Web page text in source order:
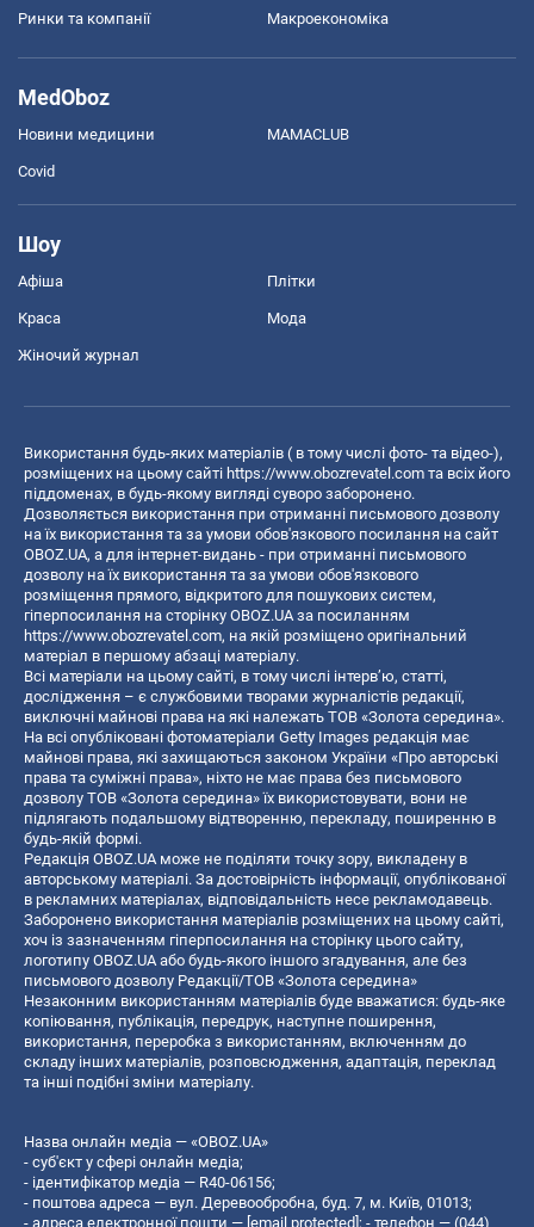
Ринки та компанії Макроекономіка
MedOboz
Новини медицини MAMACLUB
Covid
Шоу
Афіша Плітки
Краса Мода
Жіночий журнал
Використання будь-яких матеріалів ( в тому числі фото- та відео-),
розміщених на цьому сайті https://www.obozrevatel.com та всіх його
піддоменах, в будь-якому вигляді суворо заборонено.
Дозволяється використання при отриманні письмового дозволу
на їх використання та за умови обов'язкового посилання на сайт
OBOZ.UA, а для інтернет-видань - при отриманні письмового
дозволу на їх використання та за умови обов'язкового
розміщення прямого, відкритого для пошукових систем,
гіперпосилання на сторінку OBOZ.UA за посиланням
https://www.obozrevatel.com, на якій розміщено оригінальний
матеріал в першому абзаці матеріалу.
Всі матеріали на цьому сайті, в тому числі інтерв’ю, статті,
дослідження – є службовими творами журналістів редакції,
виключні майнові права на які належать ТОВ «Золота середина».
На всі опубліковані фотоматеріали Getty Images редакція має
майнові права, які захищаються законом України «Про авторські
права та суміжні права», ніхто не має права без письмового
дозволу ТОВ «Золота середина» їх використовувати, вони не
підлягають подальшому відтворенню, перекладу, поширенню в
будь-якій формі.
Редакція OBOZ.UA може не поділяти точку зору, викладену в
авторському матеріалі. За достовірність інформації, опублікованої
в рекламних матеріалах, відповідальність несе рекламодавець.
Заборонено використання матеріалів розміщених на цьому сайті,
хоч із зазначенням гіперпосилання на сторінку цього сайту,
логотипу OBOZ.UA або будь-якого іншого згадування, але без
письмового дозволу Редакції/ТОВ «Золота середина»
Незаконним використанням матеріалів буде вважатися: будь-яке
копiювання, публiкацiя, передрук, наступне поширення,
використання, переробка з використанням, включенням до
складу інших матеріалів, розповсюдження, адаптація, переклад
та інші подібні зміни матеріалу.
Назва онлайн медіа — «OBOZ.UA»
- суб'єкт у сфері онлайн медіа;
- ідентифікатор медіа — R40-06156;
- поштова адреса — вул. Деревообробна, буд. 7, м. Київ, 01013;
- адреса електронної пошти — [email protected] ; - телефон — (044)